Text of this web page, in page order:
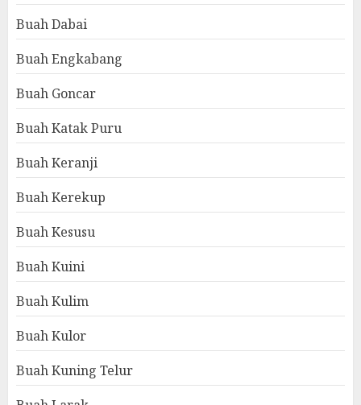
Buah Dabai
Buah Engkabang
Buah Goncar
Buah Katak Puru
Buah Keranji
Buah Kerekup
Buah Kesusu
Buah Kuini
Buah Kulim
Buah Kulor
Buah Kuning Telur